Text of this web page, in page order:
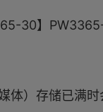
30】
体）存储已满时